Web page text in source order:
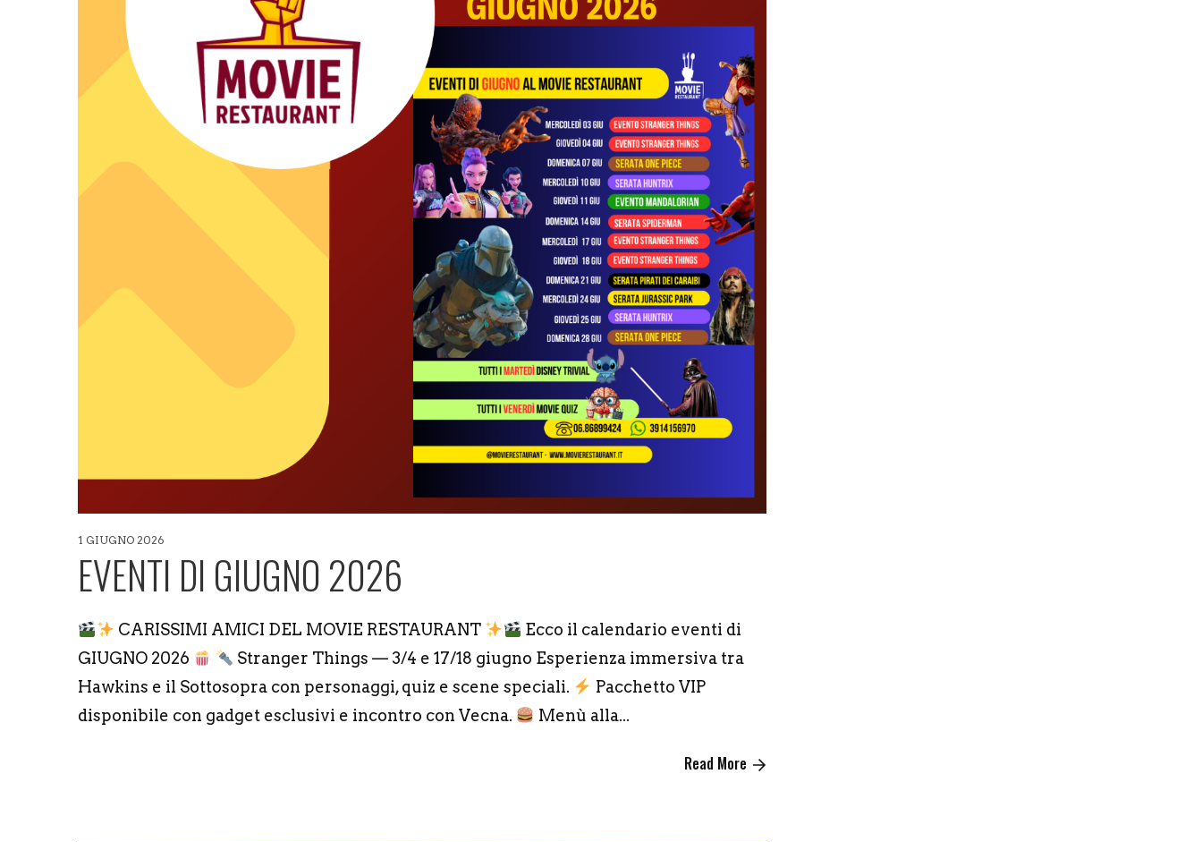
1 GIUGNO 2026
EVENTI DI GIUGNO 2026
CARISSIMI AMICI DEL MOVIE RESTAURANT
Ecco il calendario eventi di
GIUGNO 2026
Stranger Things — 3/4 e 17/18 giugno Esperienza immersiva tra
Hawkins e il Sottosopra con personaggi, quiz e scene speciali.
Pacchetto VIP
disponibile con gadget esclusivi e incontro con Vecna.
Menù alla...
Read More